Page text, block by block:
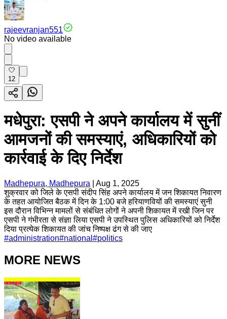
rajeevranjan551
No video available
12
मधेपुरा: एसपी ने अपने कार्यालय में सुनीं
आमजनों की समस्याएं, अधिकारियों को
कार्रवाई के दिए निर्देश
Madhepura, Madhepura
Aug 1, 2025
शुक्रवार को जिले के एसपी संदीप सिंह अपने कार्यालय में जन शिकायत निवारण
के तहत आयोजित बैठक में दिन के 1:00 बजे हरियाणवियों की समस्याएं सुनी
इस दौरान विभिन्न मामलों से संबंधित लोगों ने अपनी शिकायत में रखी जिन पर
एसपी ने गंभीरता से संज्ञा लिया एसपी ने उपस्थित पुलिस अधिकारियों को निर्देश
दिया प्रत्येक शिकायत की जांच निष्पक्ष ढंग से की जाए
#administration#national #politics
MORE NEWS